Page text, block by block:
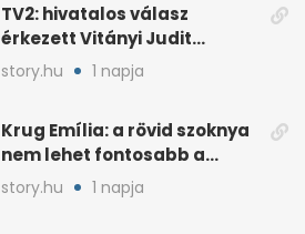
TV2: hivatalos válasz
érkezett Vitányi Judit
további szerepéről
story.hu 1 napja
Krug Emília: a rövid szoknya
nem lehet fontosabb a
kérdéseimnél
story.hu 1 napja